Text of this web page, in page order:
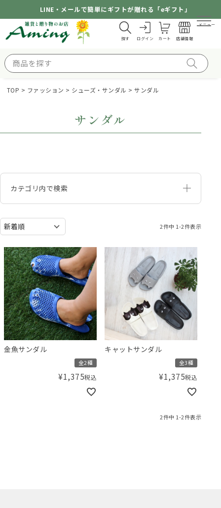
LINE・メールで簡単にギフトが贈れる「eギフト」
探す ログイン カート 店舗情報
メニュー
TOP ファッション シューズ・サンダル サンダル
サンダル
カテゴリ内で検索
2件中 1-2件表示
金魚サンダル
全2種
¥1,375税込
キャットサンダル
全3種
¥1,375税込
2件中 1-2件表示